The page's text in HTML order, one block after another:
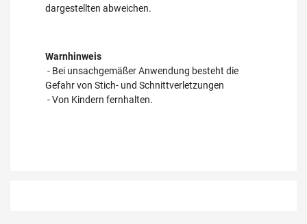
dargestellten abweichen.
Warnhinweis
- Bei unsachgemäßer Anwendung besteht die
Gefahr von Stich- und Schnittverletzungen
- Von Kindern fernhalten.